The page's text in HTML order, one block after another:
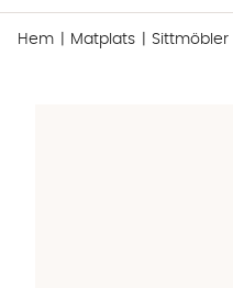
Hem Matplats Sittmöbler